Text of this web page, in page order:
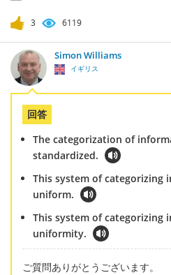
3 6119
Simon Williams
イギリス
回答
The categorization of
standardized.
This system of categorizing
uniform.
This system of categorizing
uniformity.
ご質問ありがとうございます。